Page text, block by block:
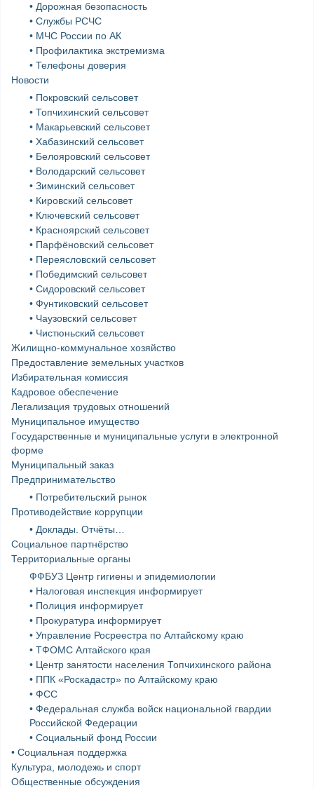
• Дорожная безопасность
• Службы РСЧС
• МЧС России по АК
• Профилактика экстремизма
• Телефоны доверия
Новости
• Покровский сельсовет
• Топчихинский сельсовет
• Макарьевский сельсовет
• Хабазинский сельсовет
• Белояровский сельсовет
• Володарский сельсовет
• Зиминский сельсовет
• Кировский сельсовет
• Ключевский сельсовет
• Красноярский сельсовет
• Парфёновский сельсовет
• Переясловский сельсовет
• Победимский сельсовет
• Сидоровский сельсовет
• Фунтиковский сельсовет
• Чаузовский сельсовет
• Чистюньский сельсовет
Жилищно-коммунальное хозяйство
Предоставление земельных участков
Избирательная комиссия
Кадровое обеспечение
Легализация трудовых отношений
Муниципальное имущество
Государственные и муниципальные услуги в электронной
форме
Муниципальный заказ
Предпринимательство
• Потребительский рынок
Противодействие коррупции
• Доклады. Отчёты…
Социальное партнёрство
Территориальные органы
ФФБУЗ Центр гигиены и эпидемиологии
• Налоговая инспекция информирует
• Полиция информирует
• Прокуратура информирует
• Управление Росреестра по Алтайскому краю
• ТФОМС Алтайского края
• Центр занятости населения Топчихинского района
• ППК «Роскадастр» по Алтайскому краю
• ФСС
• Федеральная служба войск национальной гвардии
Российской Федерации
• Социальный фонд России
• Социальная поддержка
Культура, молодежь и спорт
Общественные обсуждения